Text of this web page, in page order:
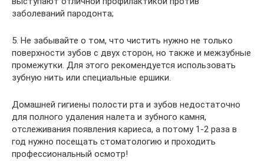
заболеваний пародонта;
5. Не забывайте о том, что чистить нужно не только
поверхности зубов с двух сторон, но также и межзубные
промежутки. Для этого рекомендуется использовать
зубную нить или специальные ершики.
Домашней гигиены полости рта и зубов недостаточно
для полного удаления налета и зубного камня,
отслеживания появления кариеса, а потому 1-2 раза в
год нужно посещать стоматологию и проходить
профессиональный осмотр!